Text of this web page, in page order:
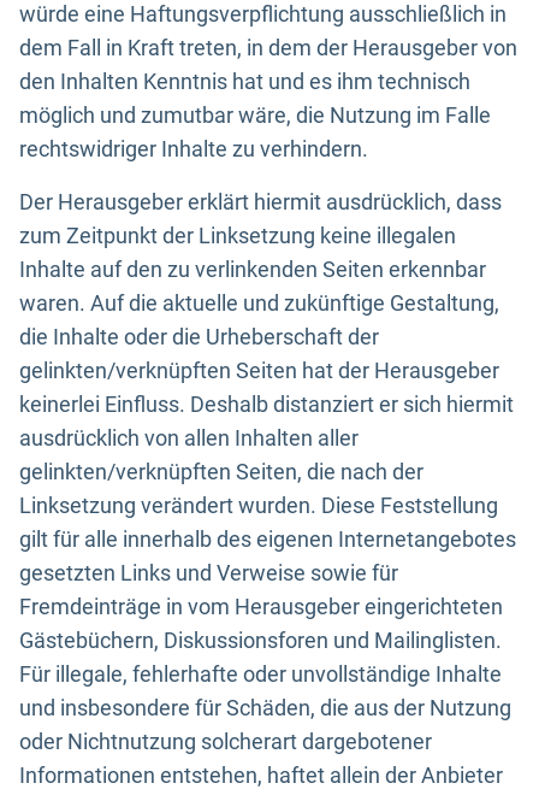
würde eine Haftungsverpflichtung ausschließlich in
dem Fall in Kraft treten, in dem der Herausgeber von
den Inhalten Kenntnis hat und es ihm technisch
möglich und zumutbar wäre, die Nutzung im Falle
rechtswidriger Inhalte zu verhindern.
Der Herausgeber erklärt hiermit ausdrücklich, dass
zum Zeitpunkt der Linksetzung keine illegalen
Inhalte auf den zu verlinkenden Seiten erkennbar
waren. Auf die aktuelle und zukünftige Gestaltung,
die Inhalte oder die Urheberschaft der
gelinkten/verknüpften Seiten hat der Herausgeber
keinerlei Einfluss. Deshalb distanziert er sich hiermit
ausdrücklich von allen Inhalten aller
gelinkten/verknüpften Seiten, die nach der
Linksetzung verändert wurden. Diese Feststellung
gilt für alle innerhalb des eigenen Internetangebotes
gesetzten Links und Verweise sowie für
Fremdeinträge in vom Herausgeber eingerichteten
Gästebüchern, Diskussionsforen und Mailinglisten.
Für illegale, fehlerhafte oder unvollständige Inhalte
und insbesondere für Schäden, die aus der Nutzung
oder Nichtnutzung solcherart dargebotener
Informationen entstehen, haftet allein der Anbieter